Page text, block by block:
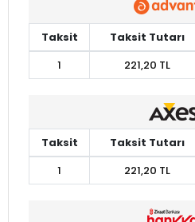
Taksit Taksit Tutarı
1
221,20 TL
Taksit Taksit Tutarı
1
221,20 TL